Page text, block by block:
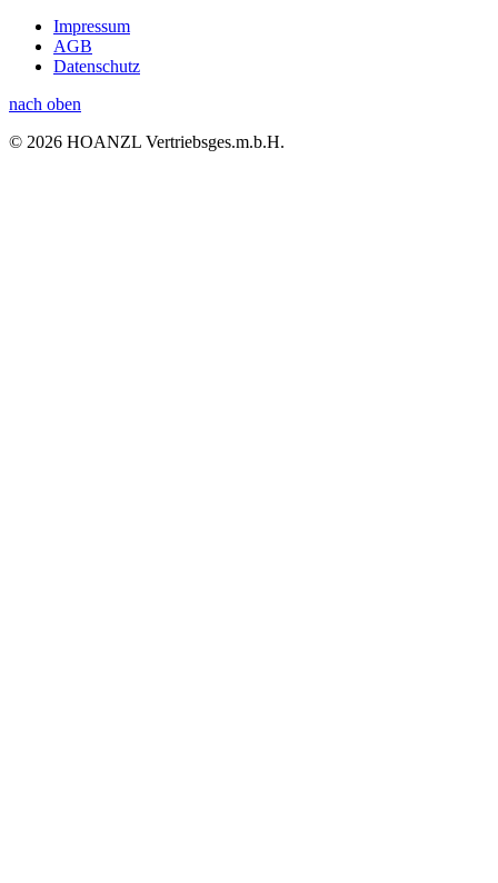
Impressum
AGB
Datenschutz
nach oben
© 2026 HOANZL Vertriebsges.m.b.H.